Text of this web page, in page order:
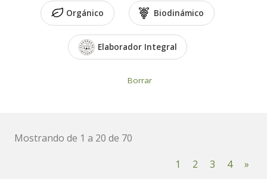
Orgánico Biodinámico
Elaborador Integral
Borrar
Mostrando de 1 a 20 de 70
1
2 3 4 »